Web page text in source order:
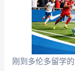
刚到多伦多留学